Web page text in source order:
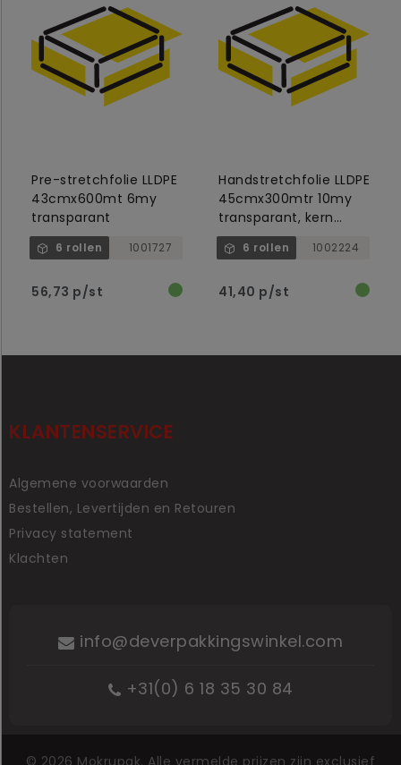
Pre-stretchfolie LLDPE
43cmx600mt 6my
transparant
6 rollen 1001727
56,73 p/st
Handstretchfolie LLDPE
45cmx300mtr 10my
transparant, kern
50mm
6 rollen 1002224
41,40 p/st
KLANTENSERVICE
Algemene voorwaarden
Bestellen, Levertijden en Retouren
Privacy statement
Klachten
info@deverpakkingswinkel.com
+31(0) 6 18 35 30 84
© 2026 Mokrupak. Alle vermelde prijzen zijn exclusief